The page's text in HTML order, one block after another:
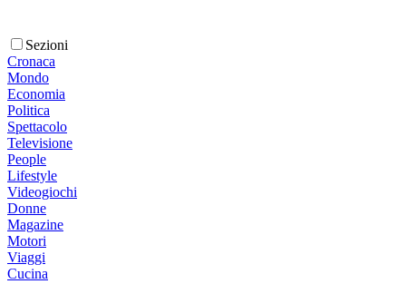
Sezioni
Cronaca
Mondo
Economia
Politica
Spettacolo
Televisione
People
Lifestyle
Videogiochi
Donne
Magazine
Motori
Viaggi
Cucina